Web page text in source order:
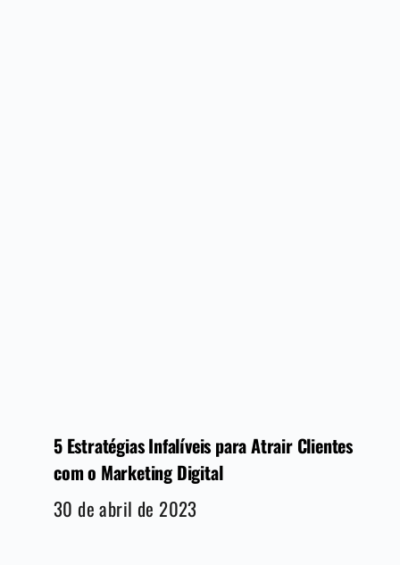
5 Estratégias Infalíveis para Atrair Clientes
com o Marketing Digital
30 de abril de 2023